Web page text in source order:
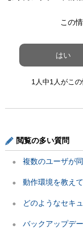
この
はい
1人中1人がこ
閲覧の多い質問
複数のユーザが
動作環境を教え
どのようなセキ
バックアップデ